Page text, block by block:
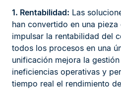
1. Rentabilidad: Las
han convertido en una pieza
impulsar la rentabilidad del
todos los procesos en una
unificación mejora la
ineficiencias operativas y
tiempo real el rendimiento